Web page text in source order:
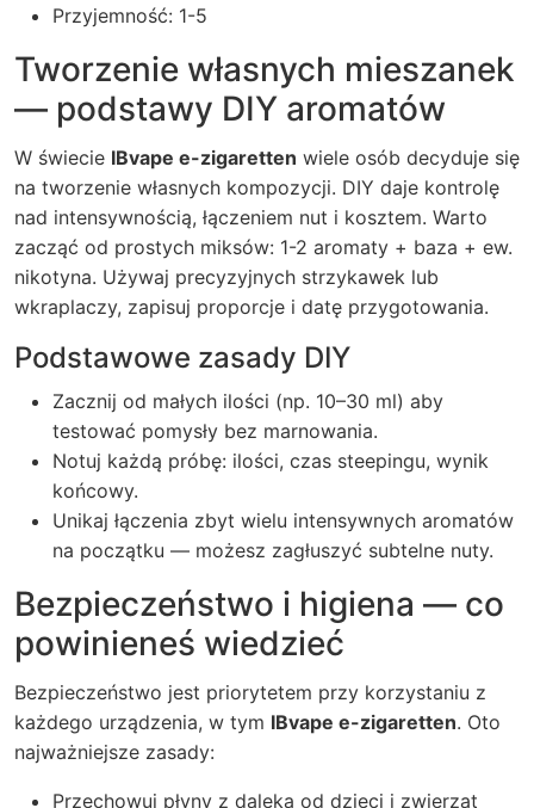
Przyjemność: 1-5
Tworzenie własnych mieszanek
— podstawy DIY aromatów
W świecie IBvape e-zigaretten wiele osób decyduje się
na tworzenie własnych kompozycji. DIY daje kontrolę
nad intensywnością, łączeniem nut i kosztem. Warto
zacząć od prostych miksów: 1-2 aromaty + baza + ew.
nikotyna. Używaj precyzyjnych strzykawek lub
wkraplaczy, zapisuj proporcje i datę przygotowania.
Podstawowe zasady DIY
Zacznij od małych ilości (np. 10–30 ml) aby
testować pomysły bez marnowania.
Notuj każdą próbę: ilości, czas steepingu, wynik
końcowy.
Unikaj łączenia zbyt wielu intensywnych aromatów
na początku — możesz zagłuszyć subtelne nuty.
Bezpieczeństwo i higiena — co
powinieneś wiedzieć
Bezpieczeństwo jest priorytetem przy korzystaniu z
każdego urządzenia, w tym IBvape e-zigaretten. Oto
najważniejsze zasady:
Przechowuj płyny z daleka od dzieci i zwierząt